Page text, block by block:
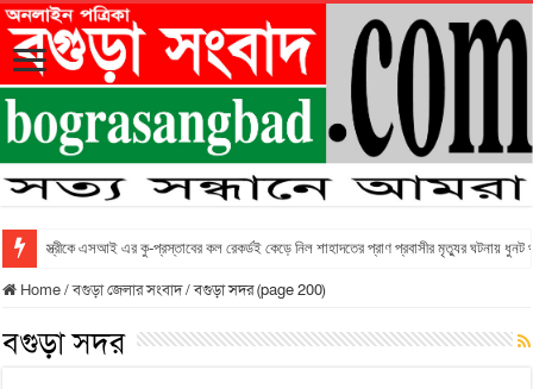
স্ত্রীকে এসআই এর কু-প্রস্তাবের কল রেকর্ডই কেড়ে নিল শাহাদতের প্রাণ প্রবাসীর মৃত্যুর ঘটনায় ধুনট
Home/বগুড়া জেলার সংবাদ/বগুড়া সদর (page 200)
বগুড়া সদর